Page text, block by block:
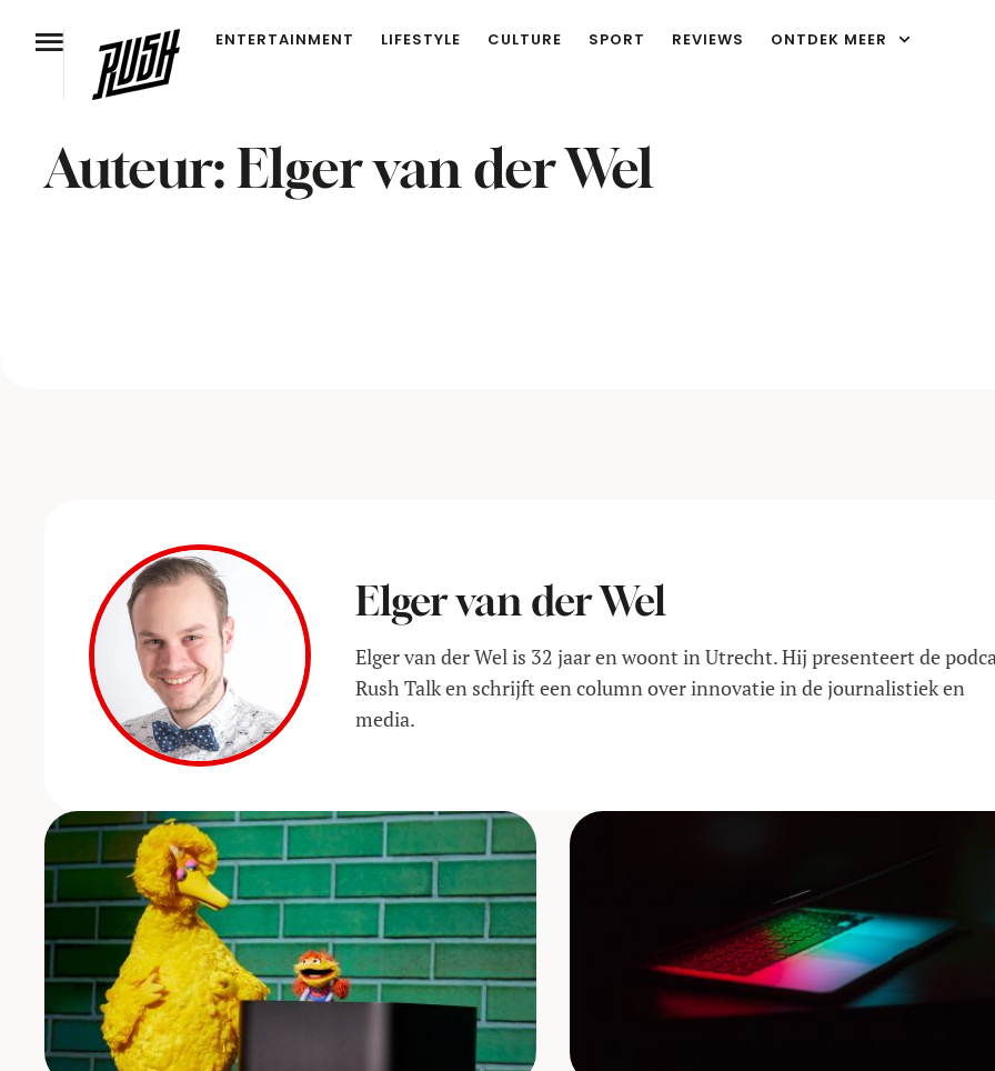
ENTERTAINMENT LIFESTYLE CULTURE SPORT REVIEWS ONTDEK MEER
Auteur:Elger van der Wel
Elger van der Wel
Elger van der Wel is 32 jaar en woont in Utrecht. Hij presenteert de
Rush Talk en schrijft een column over innovatie in de journalistiek en
media.